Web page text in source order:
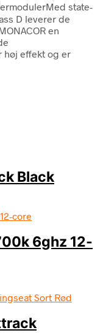
state-
D leverer de
en
høj effekt og er
Black
6ghz 12-